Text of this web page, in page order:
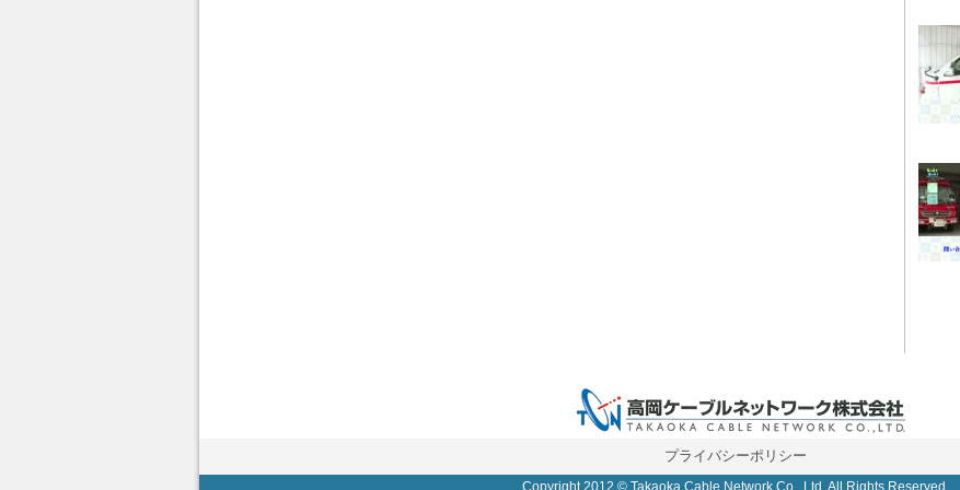
プライバシーポリシー
Copyright 2012 © Takaoka Cable Network Co., Ltd. All Rights Reserved.